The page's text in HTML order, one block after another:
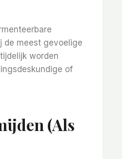
de meest gevoelige
worden
of
(als